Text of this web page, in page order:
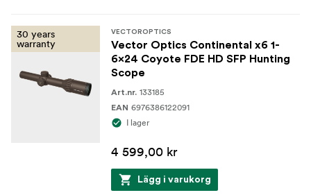
Byggt för att hålla ut
Continental x6 1-6x24i Fiber HD SFP Tactical är byggt på
ett 30 mm 6061-T6 aluminiumlegeringsrör med en
hållbar mattsvart finish. Det är IP67-vattentätt, dammtätt
och kvävefyllt för att förhindra inre imma, och är
hård användning vid träning och tävling. Detta är ett sikte
som är utformat för att hålla nollan och fortsätta arbeta
när förhållandena inte är idealiska.
30 years
warranty
VECTOROPTICS
Vector Optics Continental x6 1-
6x24 Coyote FDE HD SFP Hunting
Scope
Art.nr. 133185
EAN 6976386122091
I lager
4 599,00 kr
Lägg i varukorg